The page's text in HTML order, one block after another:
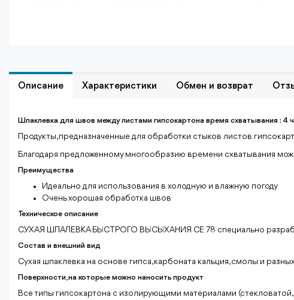
Описание Характеристики Обмен и возврат
Шпаклевка для швов между листами гипсокартона время схватывания : 4
Продукты, предназначенные для обработки стыков листов
Благодаря предложенному многообразию времени схватывания
Преимущества
Идеально для использования в холодную и влажную погоду
Очень хорошая обработка швов
Техническое описание
СУХАЯ ШПАЛЕВКА БЫСТРОГО ВЫСЫХАНИЯ CE 78 специально
Состав и внешний вид
Сухая шпаклевка на основе гипса, карбоната кальция, смолы и
Поверхности, на которые можно наносить продукт
Все типы гипсокартона с изолирующими материалами